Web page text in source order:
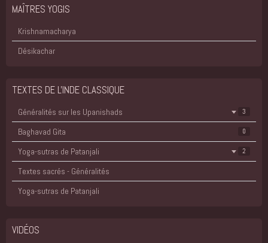
MAÎTRES YOGIS
Krishnamacharya
Désikachar
TEXTES DE L'INDE CLASSIQUE
Généralités sur les Upanishads 3
Baghavad Gita 0
Yoga-sutras de Patanjali 2
Textes sacrés - Généralités
Yoga-sutras de Patanjali
VIDÉOS